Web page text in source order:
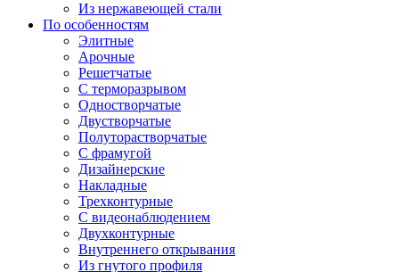
Из нержавеющей стали
По особенностям
Элитные
Арочные
Решетчатые
С терморазрывом
Одностворчатые
Двустворчатые
Полуторастворчатые
С фрамугой
Дизайнерские
Накладные
Трехконтурные
С видеонаблюдением
Двухконтурные
Внутреннего открывания
Из гнутого профиля